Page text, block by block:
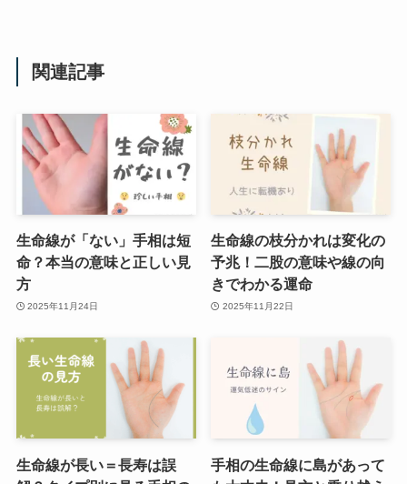
関連記事
生命線が「ない」手相は短
命？本当の意味と正しい見
方
2025年11月24日
生命線の枝分かれは変化の
予兆！二股の意味や線の向
きでわかる運命
2025年11月22日
生命線が長い＝長寿は誤
手相の生命線に島があって